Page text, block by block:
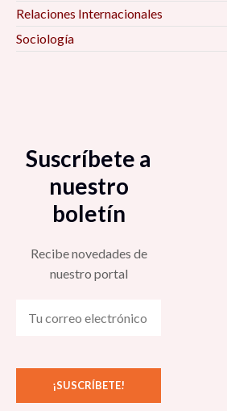
Relaciones Internacionales
Sociología
Suscríbete a
nuestro
boletín
Recibe novedades de
nuestro portal